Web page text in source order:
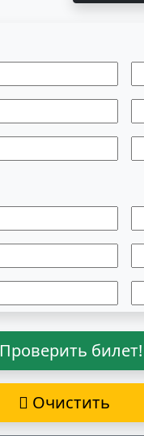
Проверить билет!
Очистить